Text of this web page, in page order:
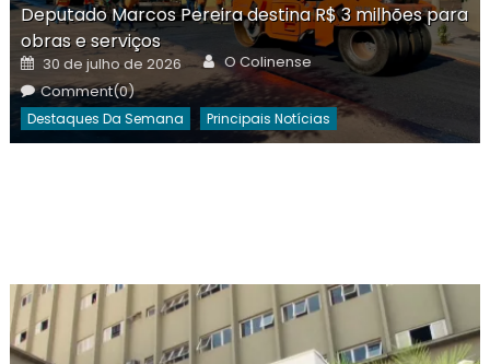
Deputado Marcos Pereira destina R$ 3 milhões para
obras e serviços
Posted
on
30 de julho de 2026 Author
O Colinense
Comment(0)
Destaques Da Semana Principais Notícias